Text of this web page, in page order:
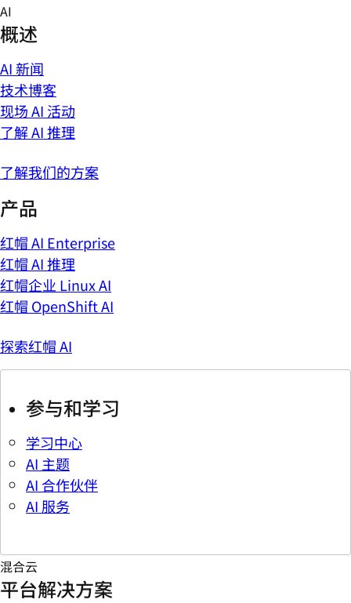
Skip
to
content
AI
概述
AI 新闻
技术博客
现场 AI 活动
了解 AI 推理
了解我们的方案
产品
红帽 AI Enterprise
红帽 AI 推理
红帽企业 Linux AI
红帽 OpenShift AI
探索红帽 AI
参与和学习
学习中心
AI 主题
AI 合作伙伴
AI 服务
混合云
平台解决方案